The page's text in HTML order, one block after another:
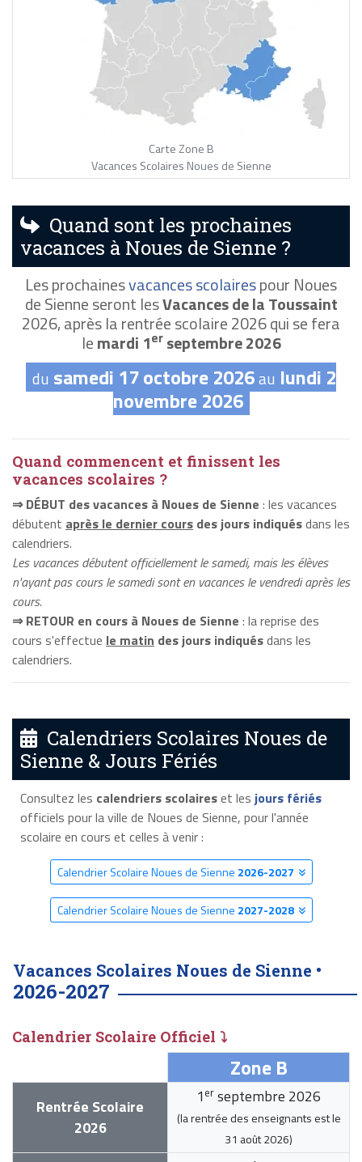
Carte Zone B
Vacances Scolaires Noues de Sienne
Quand sont les prochaines
vacances à Noues de Sienne ?
Les prochainesvacances scolairespour Noues
de Sienne seront lesVacances de la Toussaint
2026, après la rentrée scolaire 2026 qui se fera
lemardi 1erseptembre 2026
du samedi 17 octobre 2026au lundi 2
novembre 2026
Quand commencent et finissent les
vacances scolaires ?
⇒ DÉBUT des vacances à Noues de Sienne : les vacances
débutent après le dernier cours des jours indiquésdans les
calendriers.
Les vacances débutent officiellement le samedi, mais les élèves
n'ayant pas cours le samedi sont en vacances le vendredi après les
cours.
⇒ RETOUR en cours à Noues de Sienne : la reprise des
cours s'effectue le matin des jours indiquésdans les
calendriers.
Calendriers Scolaires Noues de
Sienne & Jours Fériés
Consultez les calendriers scolaireset les jours fériés
officiels pour la ville de Noues de Sienne, pour l'année
scolaire en cours et celles à venir :
Calendrier Scolaire Noues de Sienne 2026-2027
Calendrier Scolaire Noues de Sienne 2027-2028
Vacances Scolaires Noues de Sienne •
2026-2027
Calendrier Scolaire Officiel ⤵
Zone B
Rentrée Scolaire
2026
1 er septembre 2026
(la rentrée des enseignants est le
31 août 2026)